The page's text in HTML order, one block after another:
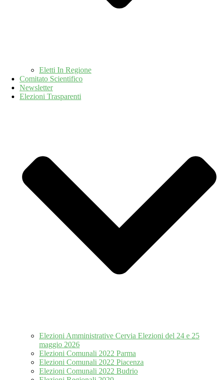
Eletti In Regione
Comitato Scientifico
Newsletter
Elezioni Trasparenti
Elezioni Amministrative Cervia Elezioni del 24 e 25
maggio 2026
Elezioni Comunali 2022 Parma
Elezioni Comunali 2022 Piacenza
Elezioni Comunali 2022 Budrio